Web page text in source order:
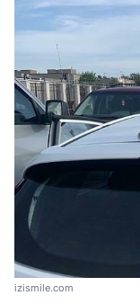
izismile.com